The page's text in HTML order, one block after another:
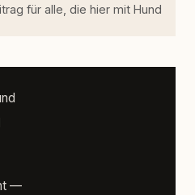
für alle, die hier mit Hund
—